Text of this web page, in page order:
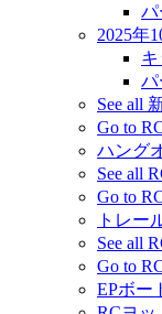
パ
2025年
キ
パ
See all
Go to
ハング
See all
Go to
トレー
See all
Go to
EPボー